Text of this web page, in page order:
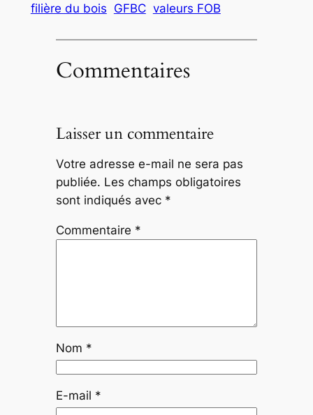
filière du bois GFBC valeurs FOB
Commentaires
Laisser un commentaire
Votre adresse e-mail ne sera pas
publiée. Les champs obligatoires
sont indiqués avec *
Commentaire *
Nom *
E-mail *